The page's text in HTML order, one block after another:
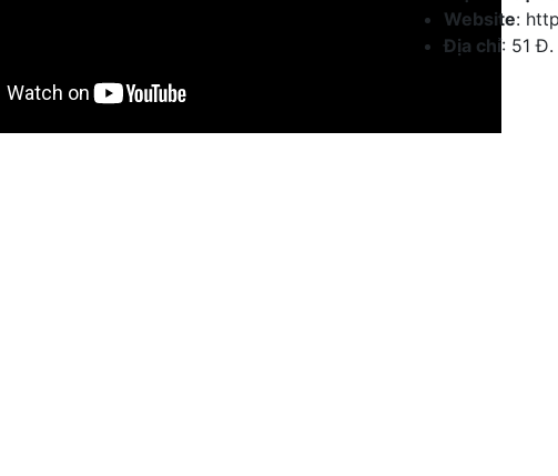
Website:
Địa chỉ: 51 Đ.